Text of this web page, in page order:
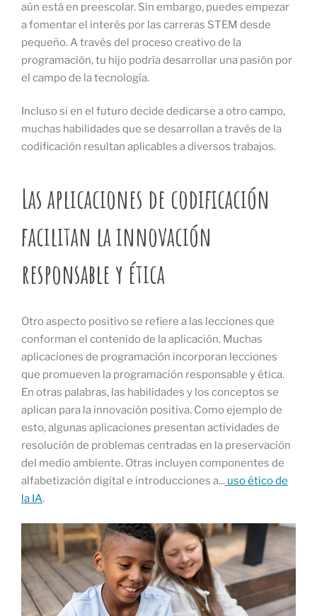
aún está en preescolar. Sin embargo, puedes empezar
a fomentar el interés por las carreras STEM desde
pequeño. A través del proceso creativo de la
programación, tu hijo podría desarrollar una pasión por
el campo de la tecnología.
Incluso si en el futuro decide dedicarse a otro campo,
muchas habilidades que se desarrollan a través de la
codificación resultan aplicables a diversos trabajos.
Las aplicaciones de codificación
facilitan la innovación
responsable y ética
Otro aspecto positivo se refiere a las lecciones que
conforman el contenido de la aplicación. Muchas
aplicaciones de programación incorporan lecciones
que promueven la programación responsable y ética.
En otras palabras, las habilidades y los conceptos se
aplican para la innovación positiva. Como ejemplo de
esto, algunas aplicaciones presentan actividades de
resolución de problemas centradas en la preservación
del medio ambiente. Otras incluyen componentes de
alfabetización digital e introducciones a... uso ético de
la IA.